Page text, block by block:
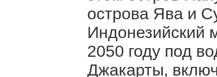
острова Ява и
Индонезийский
2050 году под
Джакарты,